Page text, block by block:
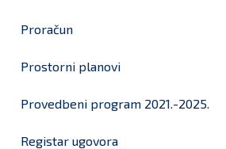
Proračun
Prostorni planovi
Provedbeni program 2021.-2025.
Registar ugovora